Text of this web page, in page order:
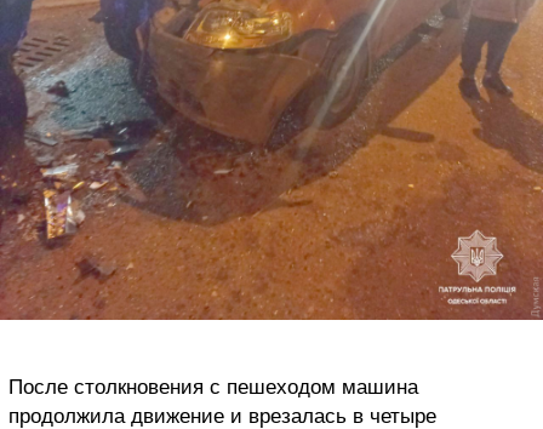
После столкновения с пешеходом машина
продолжила движение и врезалась в четыре